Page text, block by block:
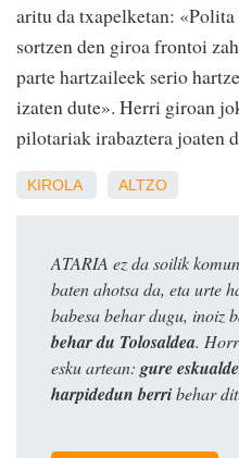
aritu da txapelketan:
sortzen den giroa frontoi
parte hartzaileek serio
izaten dute». Herri giroan
pilotariak irabaztera joaten
KIROLA ALTZO
ATARIA ez da soilik
baten ahotsa da, eta urte
babesa behar dugu, inoiz
behar du Tolosaldea.
esku artean: gure
harpidedun berribehar